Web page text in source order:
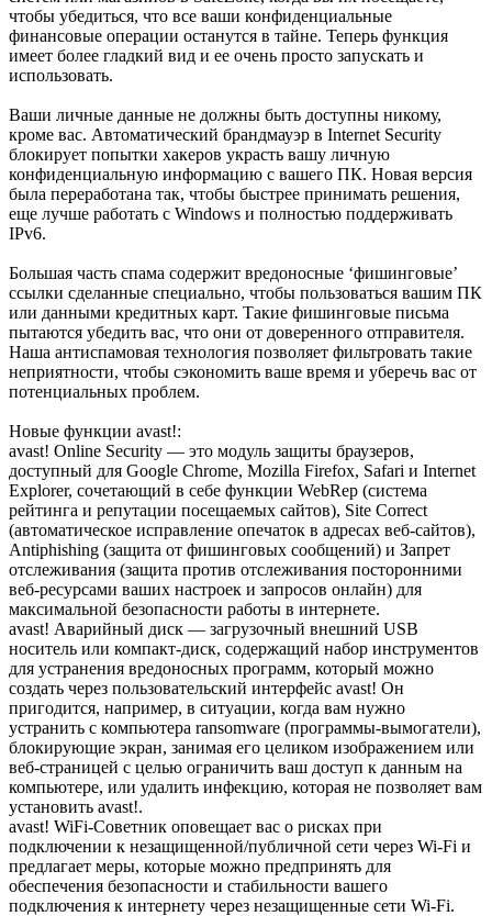
чтобы убедиться, что все ваши конфиденциальные
финансовые операции останутся в тайне. Теперь функция
имеет более гладкий вид и ее очень просто запускать и
использовать.
Ваши личные данные не должны быть доступны никому,
кроме вас. Автоматический брандмауэр в Internet Security
блокирует попытки хакеров украсть вашу личную
конфиденциальную информацию с вашего ПК. Новая версия
была переработана так, чтобы быстрее принимать решения,
еще лучше работать с Windows и полностью поддерживать
IPv6.
Большая часть спама содержит вредоносные ‘фишинговые’
ссылки сделанные специально, чтобы пользоваться вашим ПК
или данными кредитных карт. Такие фишинговые письма
пытаются убедить вас, что они от доверенного отправителя.
Наша антиспамовая технология позволяет фильтровать такие
неприятности, чтобы сэкономить ваше время и уберечь вас от
потенциальных проблем.
Новые функции avast!:
avast! Online Security — это модуль защиты браузеров,
доступный для Google Chrome, Mozilla Firefox, Safari и Internet
Explorer, сочетающий в себе функции WebRep (система
рейтинга и репутации посещаемых сайтов), Site Correct
(автоматическое исправление опечаток в адресах веб-сайтов),
Antiphishing (защита от фишинговых сообщений) и Запрет
отслеживания (защита против отслеживания посторонними
веб-ресурсами ваших настроек и запросов онлайн) для
максимальной безопасности работы в интернете.
avast! Аварийный диск — загрузочный внешний USB
носитель или компакт-диск, содержащий набор инструментов
для устранения вредоносных программ, который можно
создать через пользовательский интерфейс avast! Он
пригодится, например, в ситуации, когда вам нужно
устранить с компьютера ransomware (программы-вымогатели),
блокирующие экран, занимая его целиком изображением или
веб-страницей с целью ограничить ваш доступ к данным на
компьютере, или удалить инфекцию, которая не позволяет вам
установить avast!.
avast! WiFi-Советник оповещает вас о рисках при
подключении к незащищенной/публичной сети через Wi-Fi и
предлагает меры, которые можно предпринять для
обеспечения безопасности и стабильности вашего
подключения к интернету через незащищенные сети Wi-Fi.